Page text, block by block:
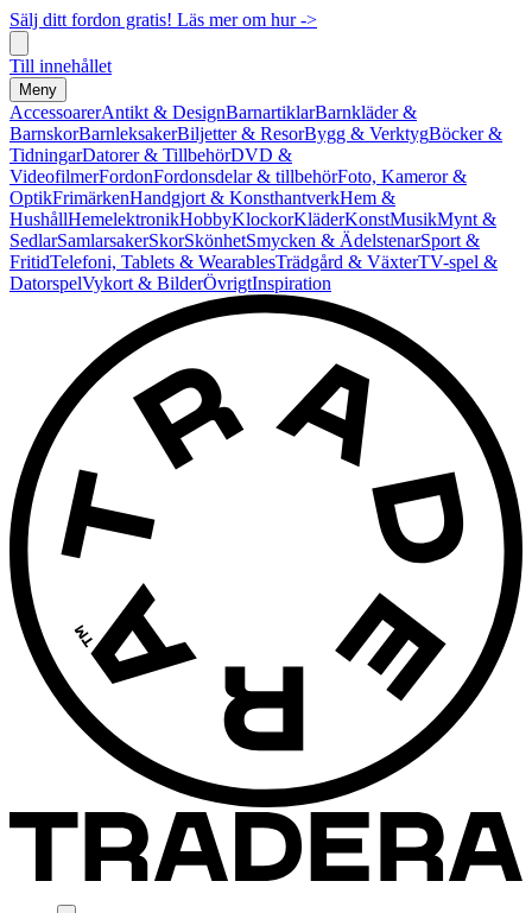
Sälj ditt fordon gratis! Läs mer om hur ->
Till innehållet
Meny
AccessoarerAntikt & DesignBarnartiklarBarnkläder &
BarnskorBarnleksakerBiljetter & ResorBygg & VerktygBöcker &
TidningarDatorer & TillbehörDVD &
VideofilmerFordonFordonsdelar & tillbehörFoto, Kameror &
OptikFrimärkenHandgjort & KonsthantverkHem &
HushållHemelektronikHobbyKlockorKläderKonstMusikMynt &
SedlarSamlarsakerSkorSkönhetSmycken & ÄdelstenarSport &
FritidTelefoni, Tablets & WearablesTrädgård & VäxterTV-spel &
DatorspelVykort & BilderÖvrigtInspiration